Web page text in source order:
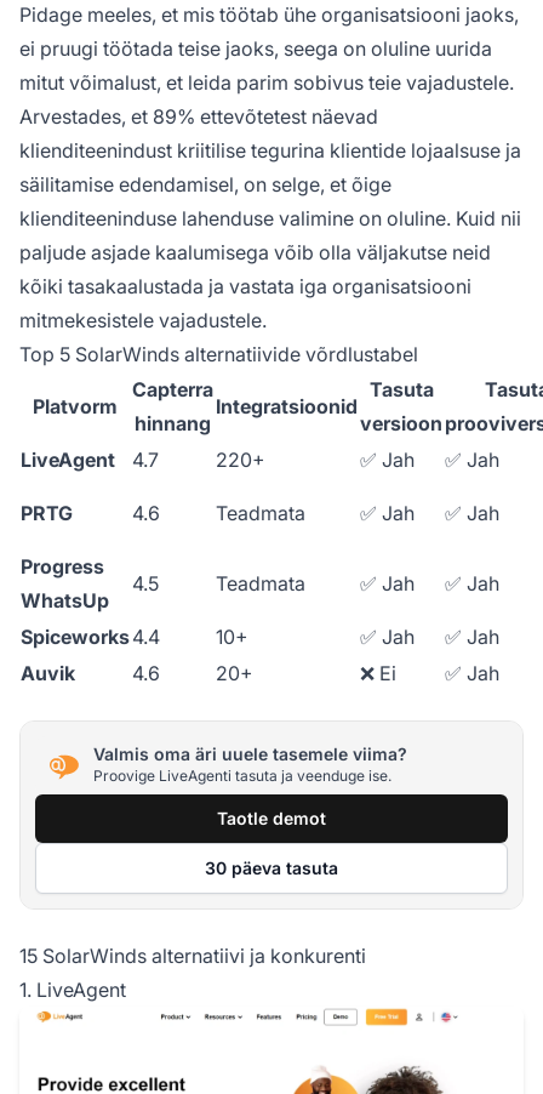
Pidage meeles, et mis töötab ühe organisatsiooni jaoks,
ei pruugi töötada teise jaoks, seega on oluline uurida
mitut võimalust, et leida parim sobivus teie vajadustele.
Arvestades, et 89% ettevõtetest näevad
klienditeenindust kriitilise tegurina klientide lojaalsuse ja
säilitamise edendamisel, on selge, et õige
klienditeeninduse lahenduse valimine on oluline. Kuid nii
paljude asjade kaalumisega võib olla väljakutse neid
kõiki tasakaalustada ja vastata iga organisatsiooni
mitmekesistele vajadustele.
Top 5 SolarWinds alternatiivide võrdlustabel
Platvorm
Capterra
hinnang
Integratsioonid
Tasuta
versioon
LiveAgent
4.7 220+ ✅ Jah ✅ Jah
PRTG 4.6 Teadmata ✅ Jah ✅ Jah
Progress
WhatsUp
4.5 Teadmata ✅ Jah ✅ Jah
Spiceworks4.4 10+ ✅ Jah
✅ Jah
Auvik
4.6 20+ ❌ Ei ✅ Jah
Valmis oma äri uuele tasemele viima?
Proovige LiveAgenti tasuta ja veenduge ise.
Taotle demot
30 päeva tasuta
15 SolarWinds alternatiivi ja konkurenti
1. LiveAgent